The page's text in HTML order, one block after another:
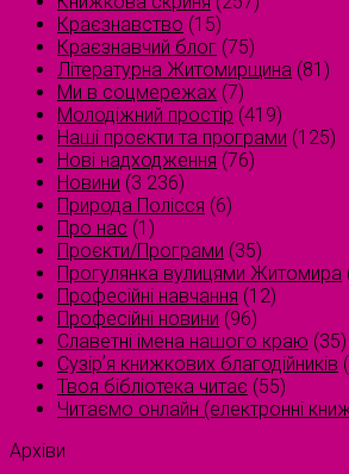
Краєзнавство (15)
Краєзнавчий блог (75)
Літературна Житомирщина (81)
Ми в соцмережах (7)
Молодіжний простір (419)
Наші проєкти та програми (125)
Нові надходження (76)
Новини (3 236)
Природа Полісся (6)
Про нас (1)
Проєкти/Програми (35)
Прогулянка вулицями Житомира
Професійні навчання (12)
Професійні новини (96)
Славетні імена нашого краю (35)
Сузірʼя книжкових благодійників
Твоя бібліотека читає (55)
Читаємо онлайн (електронні
Архіви